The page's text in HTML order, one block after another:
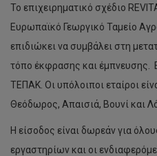
Το επιχειρηματικό σχέδιο
Ευρωπαϊκό Γεωργικό Ταμείο
επιδιώκει να συμβάλει στη
τόπο έκφρασης και έμπνευσης.
ΤΕΠΑΚ. Οι υπόλοιποι εταίροι
Θεόδωρος, Απαισιά, Βουνί και
Η είσοδος είναι δωρεάν για
εργαστηρίων και οι